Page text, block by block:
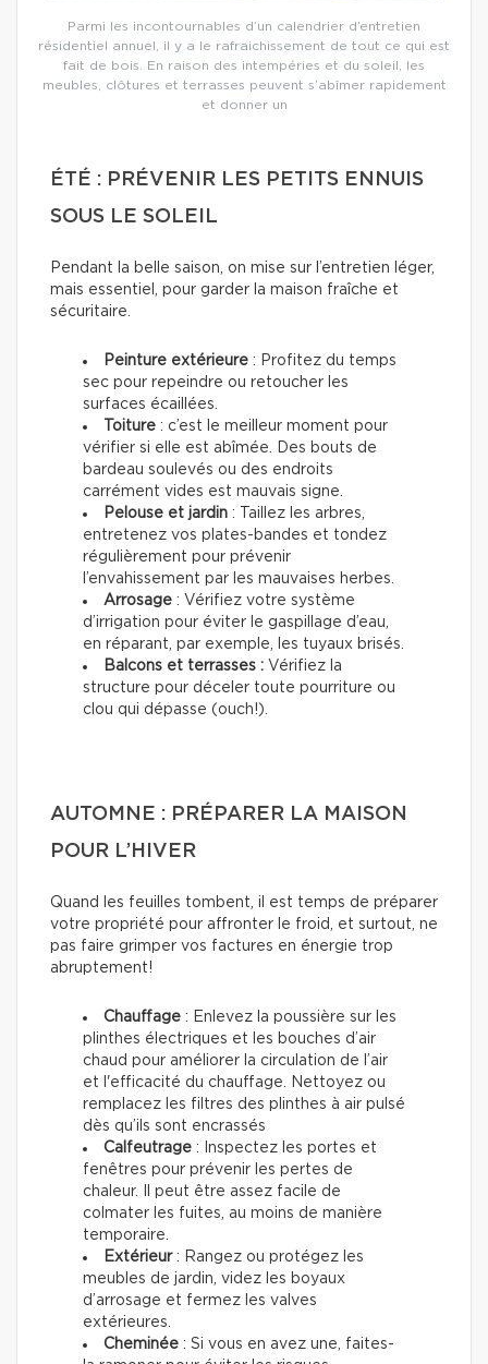
Parmi les incontournables d’un calendrier d’entretien
résidentiel annuel, il y a le rafraichissement de tout ce qui est
fait de bois. En raison des intempéries et du soleil, les
meubles, clôtures et terrasses peuvent s’abîmer rapidement
et donner un
ÉTÉ : PRÉVENIR LES PETITS ENNUIS
SOUS LE SOLEIL
Pendant la belle saison, on mise sur l’entretien léger,
mais essentiel, pour garder la maison fraîche et
sécuritaire.
Peinture extérieure : Profitez du temps
sec pour repeindre ou retoucher les
surfaces écaillées.
Toiture : c’est le meilleur moment pour
vérifier si elle est abîmée. Des bouts de
bardeau soulevés ou des endroits
carrément vides est mauvais signe.
Pelouse et jardin : Taillez les arbres,
entretenez vos plates-bandes et tondez
régulièrement pour prévenir
l’envahissement par les mauvaises herbes.
Arrosage : Vérifiez votre système
d’irrigation pour éviter le gaspillage d’eau,
en réparant, par exemple, les tuyaux brisés.
Balcons et terrasses : Vérifiez la
structure pour déceler toute pourriture ou
clou qui dépasse (ouch!).
AUTOMNE : PRÉPARER LA MAISON
POUR L’HIVER
Quand les feuilles tombent, il est temps de préparer
votre propriété pour affronter le froid, et surtout, ne
pas faire grimper vos factures en énergie trop
abruptement!
Chauffage : Enlevez la poussière sur les
plinthes électriques et les bouches d’air
chaud pour améliorer la circulation de l’air
et l'efficacité du chauffage. Nettoyez ou
remplacez les filtres des plinthes à air pulsé
dès qu’ils sont encrassés
Calfeutrage : Inspectez les portes et
fenêtres pour prévenir les pertes de
chaleur. Il peut être assez facile de
colmater les fuites, au moins de manière
temporaire.
Extérieur: Rangez ou protégez les
meubles de jardin, videz les boyaux
d’arrosage et fermez les valves
extérieures.
Cheminée : Si vous en avez une, faites-